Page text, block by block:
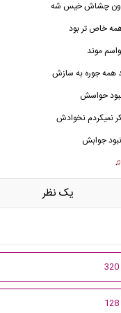
اون چشاش خیس شه
خاص تر بود
موند
همه جوره به سازش
حواسش
نمیکردم نخوادش
جوابش
يک نظر